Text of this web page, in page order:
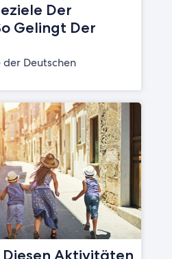
Der
Gelingt Der
der Deutschen
Aktivitäten